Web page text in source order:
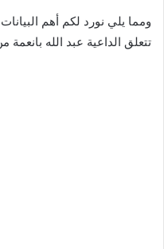
ومما يلي نورد لكم أهم
تتعلق الداعية عبد الله